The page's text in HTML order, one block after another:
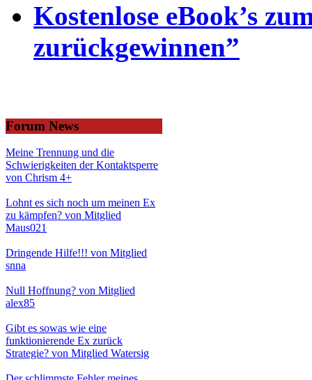
Kostenlose eBook’s
zurückgewinnen”
Forum News
Meine Trennung und die
Schwierigkeiten der Kontaktsperre
von Chrism 4+
Lohnt es sich noch um meinen Ex
zu kämpfen? von Mitglied
Maus021
Dringende Hilfe!!! von Mitglied
snna
Null Hoffnung? von Mitglied
alex85
Gibt es sowas wie eine
funktionierende Ex zurück
Strategie? von Mitglied Watersig